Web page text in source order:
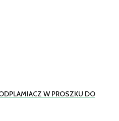
W PROSZKU DO